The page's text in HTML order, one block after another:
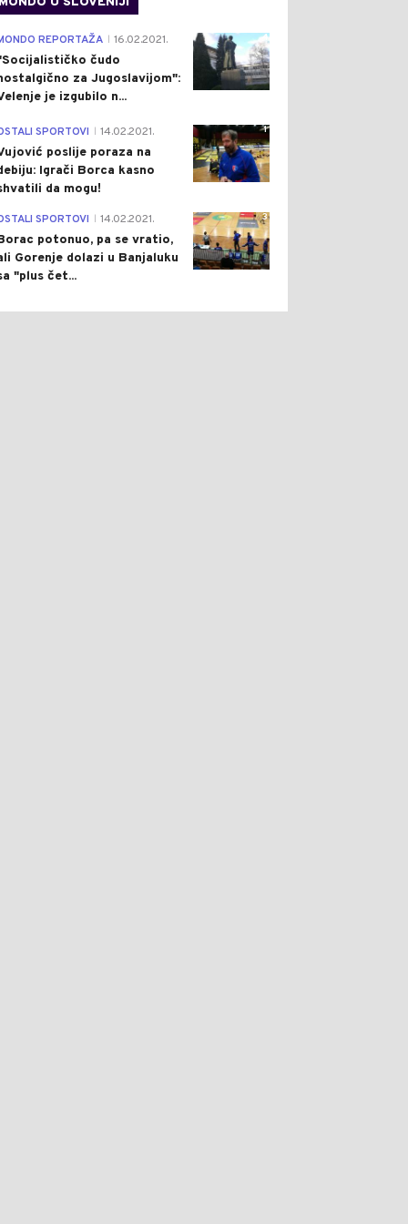
4
REPORTAŽA 16.02.2021.
čudo
za Jugoslavijom":
je izgubilo n...
1
SPORTOVI 14.02.2021.
poslije poraza na
Igrači Borca kasno
da mogu!
3
SPORTOVI 14.02.2021.
potonuo, pa se vratio,
Gorenje dolazi u Banjaluku
"plus čet...